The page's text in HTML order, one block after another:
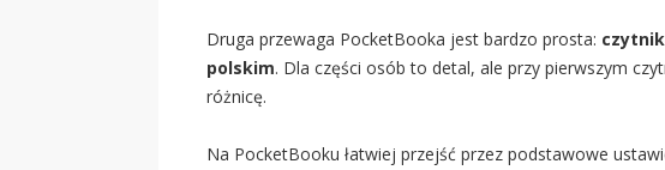
Druga przewaga PocketBooka jest bardzo prosta:
polskim. Dla części osób to detal, ale przy pierwszym
różnicę.
Na PocketBooku łatwiej przejść przez podstawowe